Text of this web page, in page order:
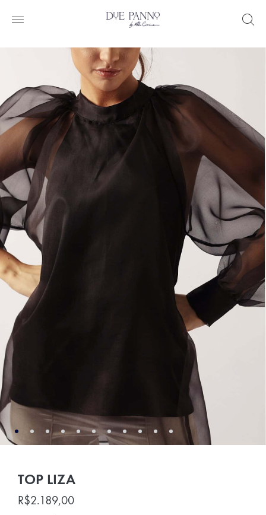
TOP LIZA
R$2.189,00